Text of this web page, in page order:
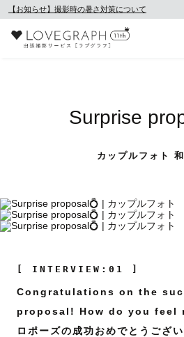
【お知らせ】撮影時の暑さ対策について
Surprise
カップルフォト
[ INTERVIEW:01 ]
Congratulations on the
proposal! How do you feel
ロポーズの成功おめでとうござ